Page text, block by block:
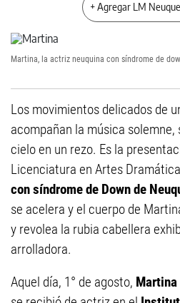
+ Agregar LM
Martina, la actriz neuquina con síndrome de
Los movimientos delicados de
acompañan la música solemne,
cielo en un rezo. Es la
Licenciatura en Artes
con síndrome de Down de
se acelera y el cuerpo de
y revolea la rubia cabellera
arrolladora.
Aquel día, 1° de agosto,